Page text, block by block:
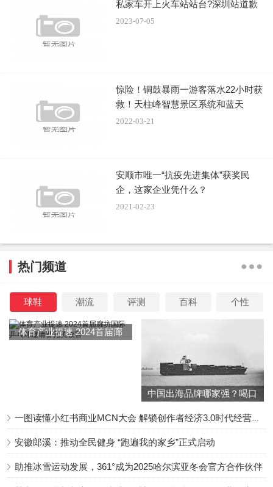
知道肇事者是谁，却不能将它“绳之于法”。“明明是它全责，
现在我只能自认倒霉吧。不过，出于保护动物的角度来说，
还是希望它受伤不严重吧。”
系了交警部门，他们表示接到过报警，但是出警之后并没有
找到野猪。
私家车开上火车站站台?深圳站道歉
2023-07-05
惊险！铜鼓暴雨一游客落水22小时获
救！天柱峰智慧景区系统和蓝天
2022-03-21
安顺市唯一“抗疫先进集体”获奖民
企，这家企业凭什么？
2021-02-23
热门频道
球鞋 潮流 评测 百科 个性
体育产业提速 2024首届廊
中国出海品牌哪家强？喝口
安徽郎溪：推动全民健身 “跑遍我的家乡”正式启动
助推冰雪运动发展，361°成为2025哈尔滨亚冬会官方合作伙伴